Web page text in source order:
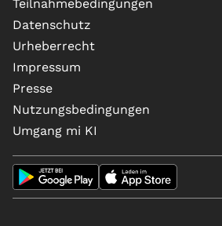
Teilnahmebedingungen
Datenschutz
Urheberrecht
Impressum
Presse
Nutzungsbedingungen
Umgang mi KI